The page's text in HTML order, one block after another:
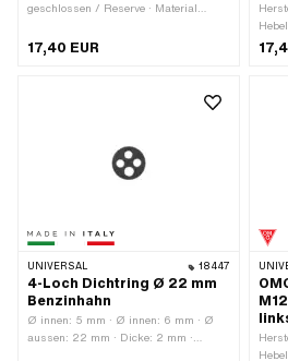
geschlossen / Reserve · Material
Kunststoffnetz · Ø
Befestigungsart: Überwurfmutter ·
MF16x1 (Feingewinde) · Höhe
Reservestand: 75 mm
17,40 EUR
UNIVERSAL 18447
4-Loch Dichtring Ø 22 mm
Benzinhahn
Ø innen: 5 mm · Ø innen: 6 mm · Ø
aussen: 22 mm · Dicke: 2 mm ·